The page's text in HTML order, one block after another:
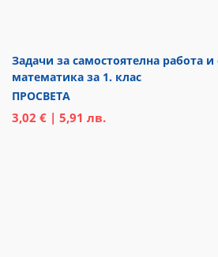
Задачи за самостоятелна работа
математика за 1. клас
ПРОСВЕТА
3,02 € | 5,91 лв.